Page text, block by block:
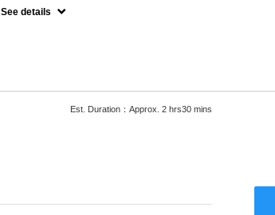
See details
Est. Duration：Approx. 2 hrs30 mins